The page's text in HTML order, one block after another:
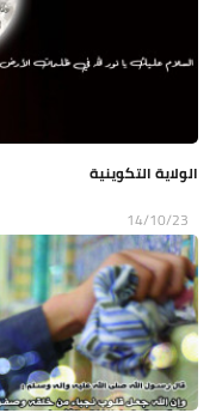
الولاية التكوينية
14/10/23